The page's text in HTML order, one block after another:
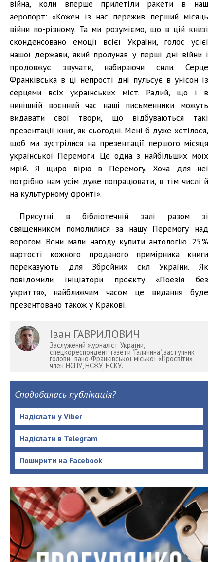
війна, коли вперше прилетіли ракети в наш
аеропорт: «Кожен із нас пережив перший місяць
війни по-різному. Та ми розуміємо, що в цій книзі
сконденсовано емоції всієї України, голос усієї
нашої держави, який пролунав у перші дні війни і
продовжує звучати, набираючи сили. Серце
Франківська в ці непрості дні пульсує в унісон із
серцями всіх українських міст. Радий, що і в
нинішній воєнний час наші письменники можуть
видавати свої твори, що відбуваються такі
презентації книг, як сьогодні. Мені б дуже хотілося,
щоб ми зустрілися на презентації першого місяця
української Перемоги. Це одна з найбільших моїх
мрій. Я щиро вірю в Перемогу. Хоча для неї
потрібно нам усім дуже попрацювати, в тім числі й
на культурному фронті».
Присутні в бібліотечній залі разом зі
священником помолилися за нашу Перемогу над
ворогом. Вони мали нагоду купити антологію. 25%
вартості кожного проданого примірника книги
переказують для Збройних сил України. Як
повідомили ініціатори проєкту «Поезія без
укриття», найближчим часом це видання буде
презентовано також у Кракові.
Іван ГАВРИЛОВИЧ
Заслужений журналіст України,
спецкореспондент газети "Галичина", заступник
голови Івано-Франківської міської «Просвіти»,
член НСПУ, НСЖУ, НСКУ.
Сподобалась публікація?
Надіслати у Viber
Надіслати в Telegram
Поширити на Facebook